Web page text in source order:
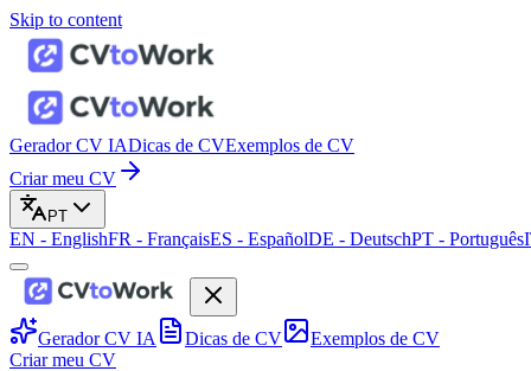
Skip to content
Gerador CV IADicas de CVExemplos de CV
Criar meu CV
PT
EN - EnglishFR - FrançaisES - EspañolDE - DeutschPT - Português
Gerador CV IA Dicas de CV
Exemplos de CV
Criar meu CV